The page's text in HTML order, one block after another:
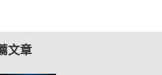
文章